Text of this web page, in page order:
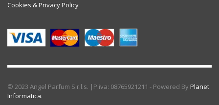
Cookies & Privacy Policy
© 2023 Angel Parfum S.r.l.s. |P.iva: 08765921211 - Powered By Planet
Informatica.